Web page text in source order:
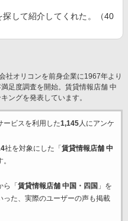
して紹介してくれた。（40
社オリコンを前身企業に1967年より
足度調査を開始。賃貸情報店舗 中
ングを発表しています。
ービスを利用した1,145人にアンケ
社を対象にした「 賃貸情報店舗 中
ら「 賃貸情報店舗 中国・四国 」を
た、実際のユーザーの声も掲載